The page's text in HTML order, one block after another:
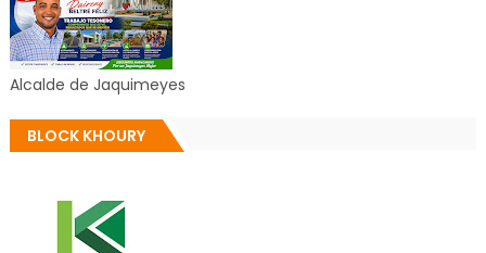
Alcalde de Jaquimeyes
BLOCK KHOURY